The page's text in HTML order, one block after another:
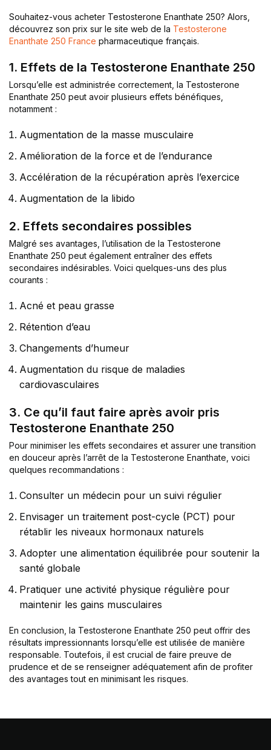
Souhaitez-vous acheter Testosterone Enanthate 250? Alors,
découvrez son prix sur le site web de la Testosterone
Enanthate 250 France pharmaceutique français.
1. Effets de la Testosterone Enanthate 250
Lorsqu’elle est administrée correctement, la Testosterone
Enanthate 250 peut avoir plusieurs effets bénéfiques,
notamment :
Augmentation de la masse musculaire
Amélioration de la force et de l’endurance
Accélération de la récupération après l’exercice
Augmentation de la libido
2. Effets secondaires possibles
Malgré ses avantages, l’utilisation de la Testosterone
Enanthate 250 peut également entraîner des effets
secondaires indésirables. Voici quelques-uns des plus
courants :
Acné et peau grasse
Rétention d’eau
Changements d’humeur
Augmentation du risque de maladies
cardiovasculaires
3. Ce qu’il faut faire après avoir pris
Testosterone Enanthate 250
Pour minimiser les effets secondaires et assurer une transition
en douceur après l’arrêt de la Testosterone Enanthate, voici
quelques recommandations :
Consulter un médecin pour un suivi régulier
Envisager un traitement post-cycle (PCT) pour
rétablir les niveaux hormonaux naturels
Adopter une alimentation équilibrée pour soutenir la
santé globale
Pratiquer une activité physique régulière pour
maintenir les gains musculaires
En conclusion, la Testosterone Enanthate 250 peut offrir des
résultats impressionnants lorsqu’elle est utilisée de manière
responsable. Toutefois, il est crucial de faire preuve de
prudence et de se renseigner adéquatement afin de profiter
des avantages tout en minimisant les risques.